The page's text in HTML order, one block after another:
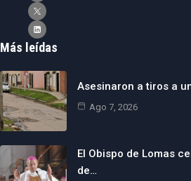
Más leídas
Asesinaron a tiros a
Ago 7, 2026
El Obispo de Lomas
de…